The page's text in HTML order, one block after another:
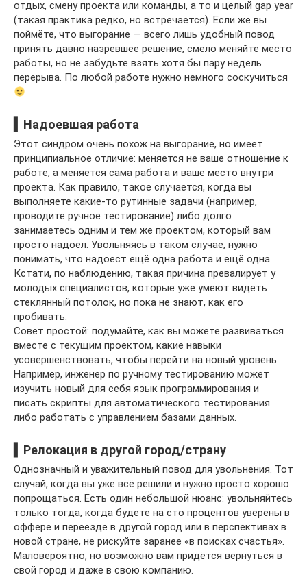
отдых, смену проекта или команды, а то и целый gap year
(такая практика редко, но встречается). Если же вы
поймёте, что выгорание — всего лишь удобный повод
принять давно назревшее решение, смело меняйте место
работы, но не забудьте взять хотя бы пару недель
перерыва. По любой работе нужно немного соскучиться
▍Надоевшая работа
Этот синдром очень похож на выгорание, но имеет
принципиальное отличие: меняется не ваше отношение к
работе, а меняется сама работа и ваше место внутри
проекта. Как правило, такое случается, когда вы
выполняете какие-то рутинные задачи (например,
проводите ручное тестирование) либо долго
занимаетесь одним и тем же проектом, который вам
просто надоел. Увольняясь в таком случае, нужно
понимать, что надоест ещё одна работа и ещё одна.
Кстати, по наблюдению, такая причина превалирует у
молодых специалистов, которые уже умеют видеть
стеклянный потолок, но пока не знают, как его
пробивать.
Совет простой: подумайте, как вы можете развиваться
вместе с текущим проектом, какие навыки
усовершенствовать, чтобы перейти на новый уровень.
Например, инженер по ручному тестированию может
изучить новый для себя язык программирования и
писать скрипты для автоматического тестирования
либо работать с управлением базами данных.
▍Релокация в другой город/страну
Однозначный и уважительный повод для увольнения. Тот
случай, когда вы уже всё решили и нужно просто хорошо
попрощаться. Есть один небольшой нюанс: увольняйтесь
только тогда, когда будете на сто процентов уверены в
оффере и переезде в другой город или в перспективах в
новой стране, не рискуйте заранее «в поисках счастья».
Маловероятно, но возможно вам придётся вернуться в
свой город и даже в свою компанию.